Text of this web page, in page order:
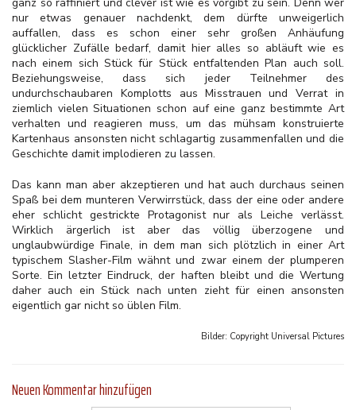
nur etwas genauer nachdenkt, dem dürfte unweigerlich
auffallen, dass es schon einer sehr großen Anhäufung
glücklicher Zufälle bedarf, damit hier alles so abläuft wie es
nach einem sich Stück für Stück entfaltenden Plan auch soll.
Beziehungsweise, dass sich jeder Teilnehmer des
undurchschaubaren Komplotts aus Misstrauen und Verrat in
ziemlich vielen Situationen schon auf eine ganz bestimmte Art
verhalten und reagieren muss, um das mühsam konstruierte
Kartenhaus ansonsten nicht schlagartig zusammenfallen und die
Geschichte damit implodieren zu lassen.
Das kann man aber akzeptieren und hat auch durchaus seinen
Spaß bei dem munteren Verwirrstück, dass der eine oder andere
eher schlicht gestrickte Protagonist nur als Leiche verlässt.
Wirklich ärgerlich ist aber das völlig überzogene und
unglaubwürdige Finale, in dem man sich plötzlich in einer Art
typischem Slasher-Film wähnt und zwar einem der plumperen
Sorte. Ein letzter Eindruck, der haften bleibt und die Wertung
daher auch ein Stück nach unten zieht für einen ansonsten
eigentlich gar nicht so üblen Film.
Bilder: Copyright Universal Pictures
Neuen Kommentar hinzufügen